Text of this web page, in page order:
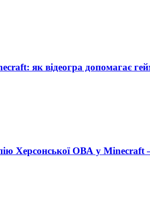
як відеогра допомагає
Херсонської ОВА у Minecraft